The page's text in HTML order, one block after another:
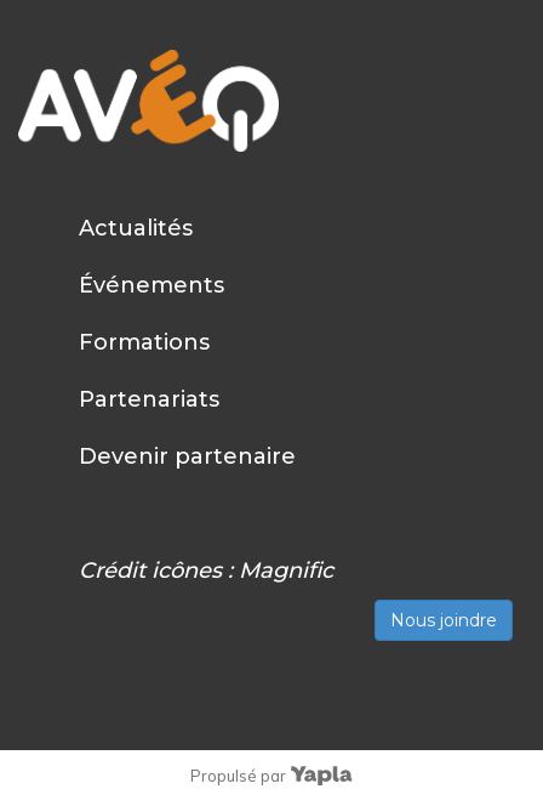
Actualités
Événements
Formations
Partenariats
Devenir partenaire
Crédit icônes : Magnific
Nous joindre
Propulsé par